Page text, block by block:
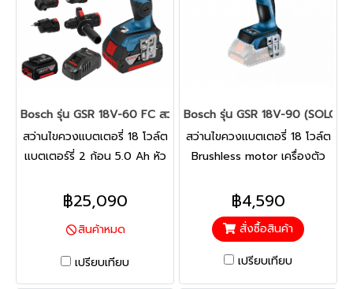
Bosch รุ่น GSR 18V-60 FC สว่านไขควงแบตเตอรี่ 18 V แบตเตอร์
สว่านไขควงแบตเตอรี่ 18 โวล์ต
แบตเตอร์รี่ 2 ก้อน 5.0 Ah หัว
แกน6เหลี่ยม,หัวหนีศูนย์) ระบบ
หลากหลาย รองรับทุกงานใน
กลุ่ม 18 โวล์ต
฿25,090
สินค้าหมด
เปรียบเทียบ
Bosch รุ่น GSR 18V-90 (SOLO)
สว่านไขควงแบตเตอรี่ 18 โวล์ต
Brushless motor เครื่องตัว
สามารถตั้งค่าทอร์คให้ละเอียด
ขึ้นผ่าน Appication สว่าน
ไขควงไร้สายทรงพลังพร้อมหัว
ขนาดกะทัดรัดเพื่อการควบคุมที่
฿4,590
สั่งซื้อสินค้า
เปรียบเทียบ